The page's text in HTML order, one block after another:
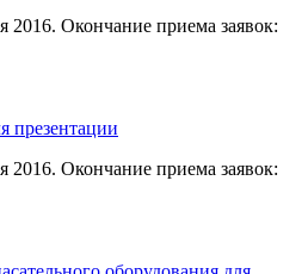
2016. Окончание приема заявок:
презентации
2016. Окончание приема заявок: